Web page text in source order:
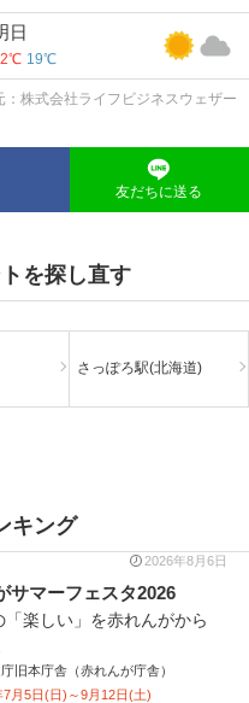
日
19℃
：株式会社ライフビジネスウェザー
友だちに送る
を探し直す
さっぽろ駅(北海道)
キング
2026年8月6日
サマーフェスタ2026
「楽しい」を赤れんがから
旧本庁舎（赤れんが庁舎）
7月5日(日)～9月12日(土)